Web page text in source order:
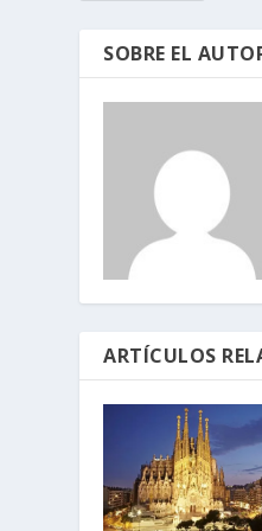
SOBRE EL
ARTÍCULOS